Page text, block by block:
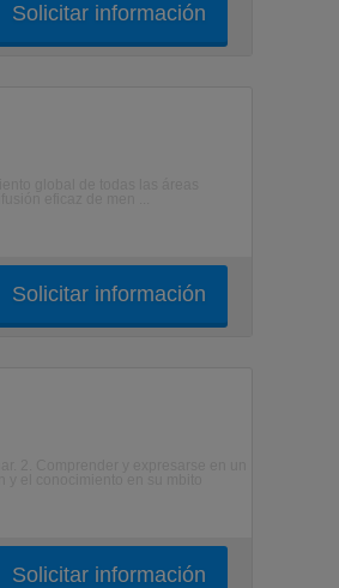
Solicitar información
Solicitar información
Solicitar información